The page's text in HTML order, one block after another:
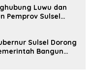
Luwu dan
Pemprov Sulsel
Sulsel Dorong
Bangun